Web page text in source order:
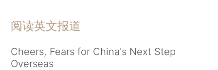
阅读英文报道
Cheers, Fears for China's Next Step
Overseas